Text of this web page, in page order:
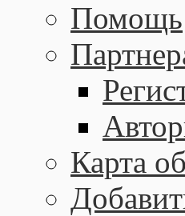
Помощь
Карта